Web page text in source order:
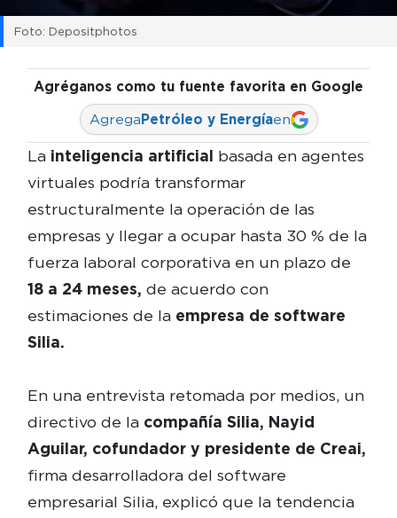
Foto: Depositphotos
Agréganos como tu fuente favorita en Google
AgregaPetróleo y Energíaen
La inteligencia artificial basada en agentes
virtuales podría transformar
estructuralmente la operación de las
empresas y llegar a ocupar hasta 30 % de la
fuerza laboral corporativa en un plazo de
18 a 24 meses, de acuerdo con
estimaciones de la empresa de software
Silia.
En una entrevista retomada por medios, un
directivo de la compañía Silia, Nayid
Aguilar, cofundador y presidente de Creai,
firma desarrolladora del software
empresarial Silia, explicó que la tendencia